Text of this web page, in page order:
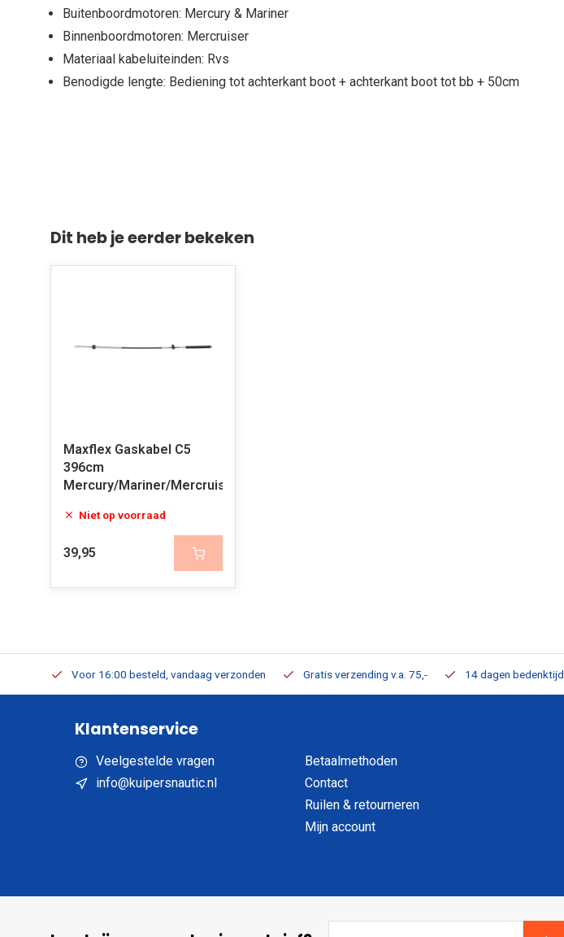
Buitenboordmotoren: Mercury & Mariner
Binnenboordmotoren: Mercruiser
Materiaal kabeluiteinden: Rvs
Benodigde lengte: Bediening tot achterkant boot + achterkant boot tot bb + 50cm
Dit heb je eerder bekeken
Maxflex Gaskabel C5
396cm
Mercury/Mariner/Mercruiser
Niet op voorraad
39,95
Voor 16:00 besteld, vandaag verzonden Gratis verzending v.a. 75,- 14 dagen bedenktijd
Klantenservice
Veelgestelde vragen
info@kuipersnautic.nl
Betaalmethoden
Contact
Ruilen & retourneren
Mijn account